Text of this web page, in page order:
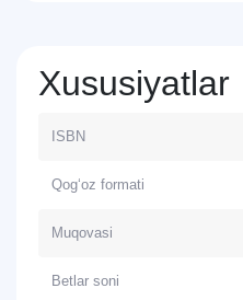
Xususiyatlar
ISBN
Qog‘oz formati
Muqovasi
Betlar soni